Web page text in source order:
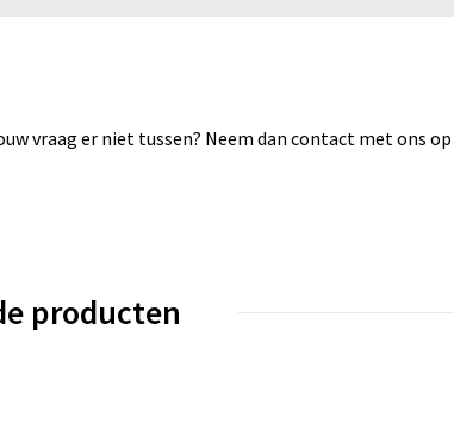
vraag er niet tussen? Neem dan contact met ons op
producten